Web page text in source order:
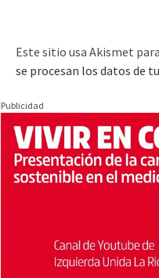
Este sitio usa Akismet
se procesan los datos de
Publicidad